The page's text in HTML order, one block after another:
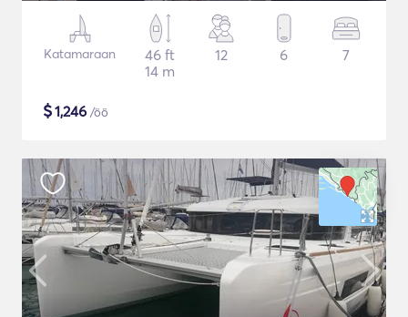
Katamaraan
46 ft
14 m
12 6 7
$1,246 /öö